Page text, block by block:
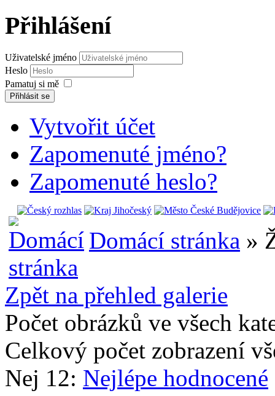
Přihlášení
Uživatelské jméno
Heslo
Pamatuj si mě
Přihlásit se
Vytvořit účet
Zapomenuté jméno?
Zapomenuté heslo?
Domácí stránka »
Zpět na přehled galerie
Počet obrázků ve všech
Celkový počet zobrazení
Nej 12: Nejlépe hodnocené